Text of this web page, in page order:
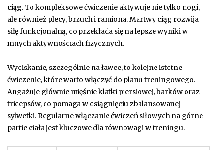
ciąg. To kompleksowe ćwiczenie aktywuje nie tylko nogi,
ale również plecy, brzuch i ramiona. Martwy ciąg rozwija
siłę funkcjonalną, co przekłada się na lepsze wyniki w
innych aktywnościach fizycznych.
Wyciskanie, szczególnie na ławce, to kolejne istotne
ćwiczenie, które warto włączyć do planu treningowego.
Angażuje głównie mięśnie klatki piersiowej, barków oraz
tricepsów, co pomaga w osiągnięciu zbalansowanej
sylwetki. Regularne włączanie ćwiczeń siłowych na górne
partie ciała jest kluczowe dla równowagi w treningu.